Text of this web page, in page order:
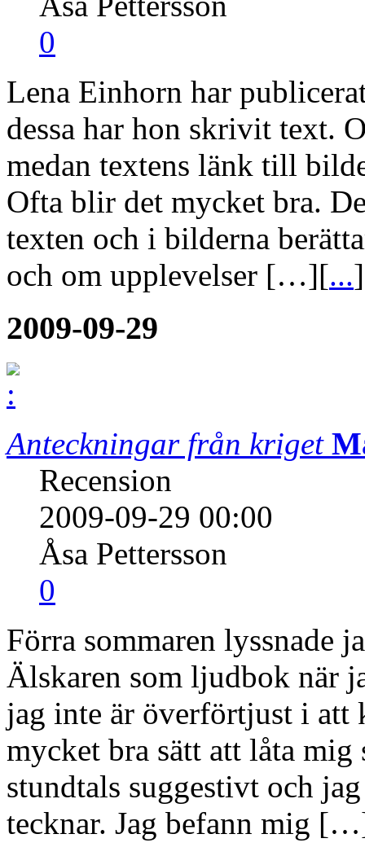
0
Lena Einhorn har
dessa har hon skrivit text.
medan textens länk till
Ofta blir det mycket bra.
texten och i bilderna
och om upplevelser […][...]
2009-09-29
Anteckningar från kriget
Recension
2009-09-29 00:00
Åsa Pettersson
0
Förra sommaren lyssnade
Älskaren som ljudbok när
jag inte är överförtjust i att
mycket bra sätt att låta
stundtals suggestivt och
tecknar. Jag befann mig